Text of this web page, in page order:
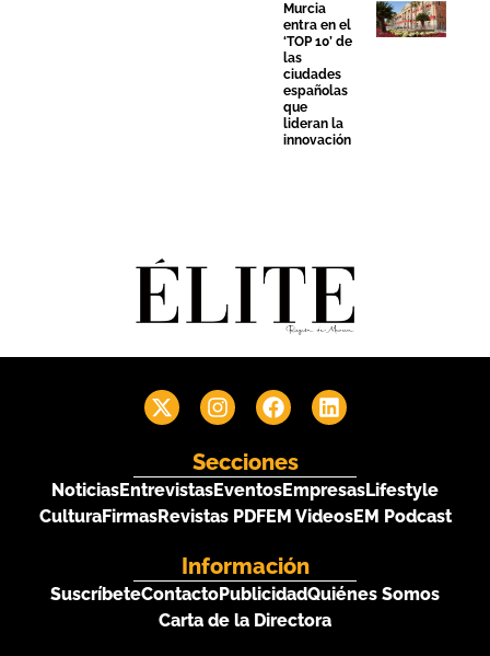
Murcia
entra en el
‘TOP 10’ de
las
ciudades
españolas
que
lideran la
innovación
Secciones
NoticiasEntrevistasEventosEmpresasLifestyle
CulturaFirmasRevistas PDFEM VideosEM Podcast
Información
SuscríbeteContactoPublicidadQuiénes Somos
Carta de la Directora